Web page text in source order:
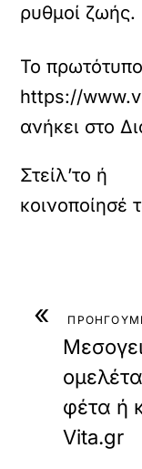
ρυθμοί ζωής.
Το
https://
ανήκει στο
«
φέτα ή
Vita.gr